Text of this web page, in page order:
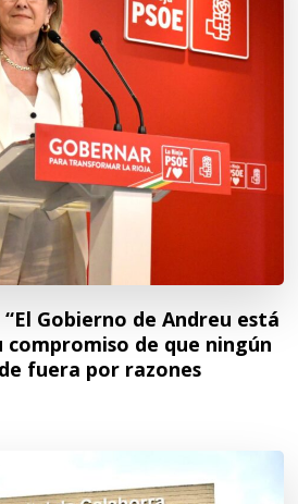
Gobierno de Andreu está
compromiso de que ningún
fuera por razones